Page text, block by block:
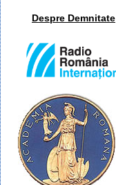
Despre Demnitate